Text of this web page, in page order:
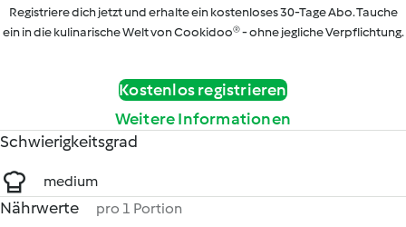
Registriere dich jetzt und erhalte ein kostenloses 30-Tage Abo. Tauche
ein in die kulinarische Welt von Cookidoo® - ohne jegliche Verpflichtung.
Kostenlos registrieren
Weitere Informationen
Schwierigkeitsgrad
medium
Nährwerte pro 1 Portion